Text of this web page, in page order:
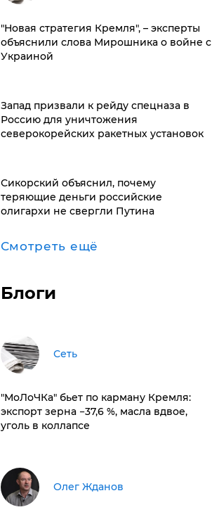
"Новая стратегия Кремля", – эксперты
объяснили слова Мирошника о войне с
Украиной
Запад призвали к рейду спецназа в
Россию для уничтожения
северокорейских ракетных установок
Сикорский объяснил, почему
теряющие деньги российские
олигархи не свергли Путина
Смотреть ещё
Блоги
Сеть
​"МоЛоЧКа" бьет по карману Кремля:
экспорт зерна −37,6 %, масла вдвое,
уголь в коллапсе
Олег Жданов